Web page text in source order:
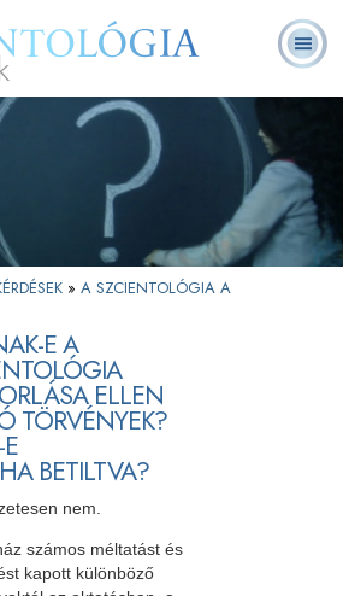
Önkéntes
lelkészek
GYIK
» A SZCIENTOLÓGIA A
E A
ELLEN
TÖRVÉNYEK?
BETILTVA?
nem.
számos méltatást és
kapott különböző